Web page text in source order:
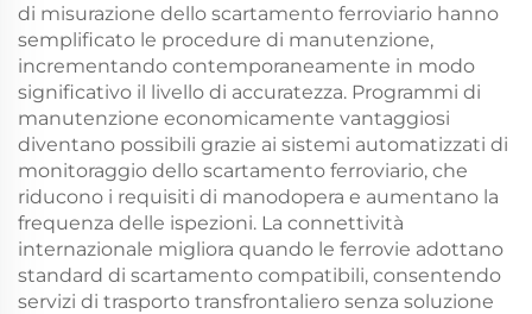
di misurazione dello scartamento ferroviario hanno
semplificato le procedure di manutenzione,
incrementando contemporaneamente in modo
significativo il livello di accuratezza. Programmi di
manutenzione economicamente vantaggiosi
diventano possibili grazie ai sistemi automatizzati di
monitoraggio dello scartamento ferroviario, che
riducono i requisiti di manodopera e aumentano la
frequenza delle ispezioni. La connettività
internazionale migliora quando le ferrovie adottano
standard di scartamento compatibili, consentendo
servizi di trasporto transfrontaliero senza soluzione